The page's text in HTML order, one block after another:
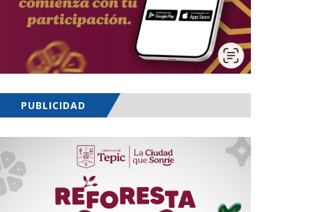
PUBLICIDAD